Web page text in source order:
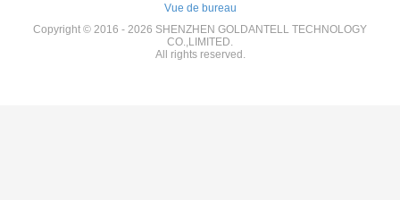
Vue de bureau
Copyright © 2016 - 2026 SHENZHEN GOLDANTELL TECHNOLOGY
CO.,LIMITED.
All rights reserved.